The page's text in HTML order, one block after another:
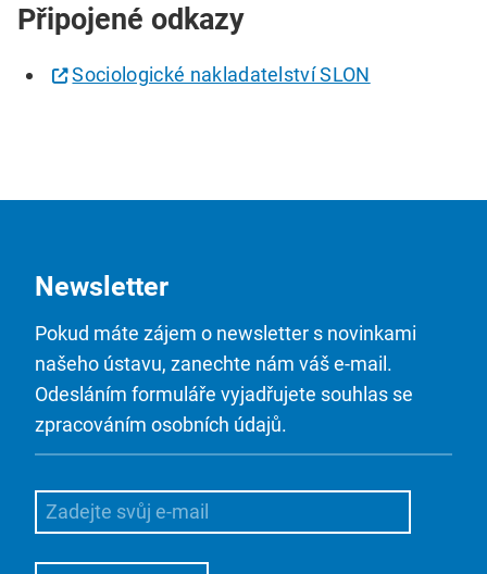
Připojené odkazy
Sociologické nakladatelství SLON
Newsletter
Pokud máte zájem o newsletter s novinkami
našeho ústavu, zanechte nám váš e-mail.
Odesláním formuláře vyjadřujete souhlas se
zpracováním osobních údajů.